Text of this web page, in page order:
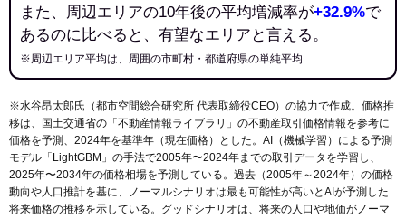
また、周辺エリアの10年後の平均増減率が+32.9%で
あるのに比べると、有望なエリアと言える。
※周辺エリア平均は、周囲の市町村・都道府県の単純平均
※水谷昂太郎氏（都市空間総合研究所 代表取締役CEO）の協力で作成。価格推
移は、国土交通省の「 不動産情報ライブラリ 」の不動産取引価格情報を参考に
価格を予測、2024年を基準年（現在価格）とした。AI（機械学習）による予測
モデル「LightGBM」の手法で2005年〜2024年までの取引データを学習し、
2025年〜2034年の価格相場を予測している。過去（2005年～2024年）の価格
動向や人口推計を基に、ノーマルシナリオは最も可能性が高いとAIが予測した
将来価格の推移を示している。グッドシナリオは、将来の人口や地価がノーマ